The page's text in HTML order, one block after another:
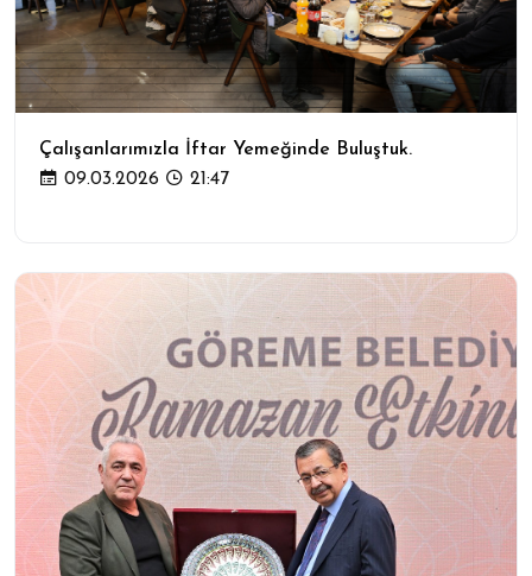
Çalışanlarımızla İftar Yemeğinde Buluştuk.
09.03.2026
21:47